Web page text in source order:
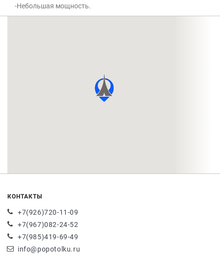
-Небольшая мощность.
КОНТАКТЫ
+7(926)720-11-09
+7(967)082-24-52
+7(985)419-69-49
info@popotolku.ru